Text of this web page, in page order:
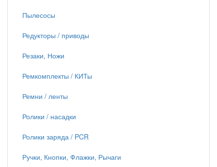
Пылесосы
Редукторы / приводы
Резаки, Ножи
Ремкомплекты / КИТы
Ремни / ленты
Ролики / насадки
Ролики заряда / PCR
Ручки, Кнопки, Флажки, Рычаги